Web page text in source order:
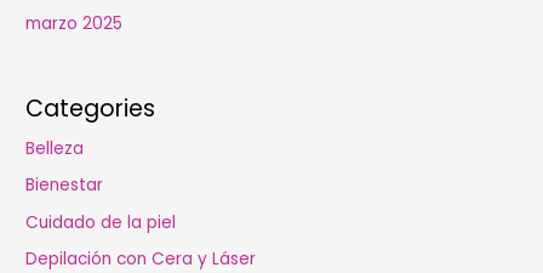
marzo 2025
Categories
Belleza
Bienestar
Cuidado de la piel
Depilación con Cera y Láser